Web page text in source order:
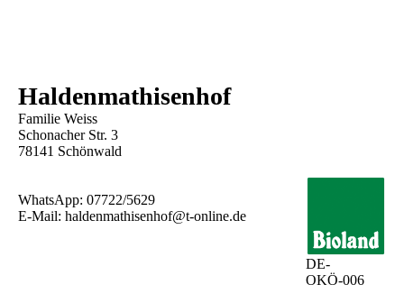
Haldenmathisenhof
Familie Weiss
Schonacher Str. 3
78141 Schönwald
DE-
OKÖ-006
WhatsApp: 07722/5629
E-Mail: haldenmathisenhof@t-online.de